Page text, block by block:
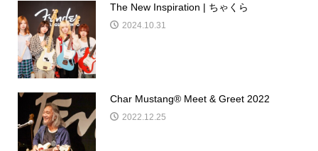
The New Inspiration | ちゃくら
2024.10.31
Char Mustang®︎ Meet & Greet 2022
2022.12.25